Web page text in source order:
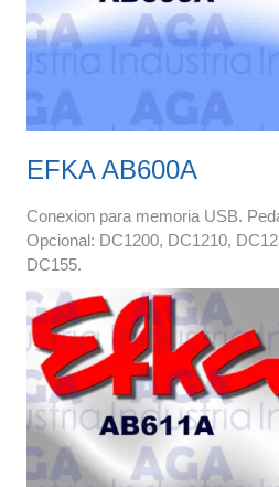
EFKA AB600A
Conexion para memoria USB.
Opcional: DC1200, DC1210,
DC155.